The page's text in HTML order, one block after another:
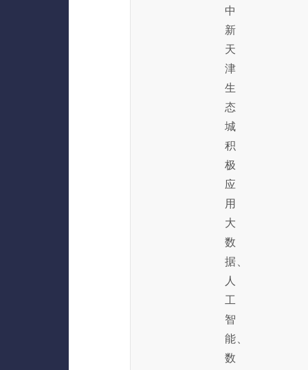
中
新
天
津
生
态
城
积
极
应
用
大
数
据、
人
工
智
能、
数